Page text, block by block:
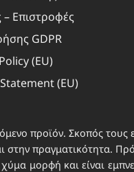
– Επιστροφές
GDPR
(EU)
(EU)
προϊόν. Σκοπός τους
πραγματικότητα.
μορφή και είναι